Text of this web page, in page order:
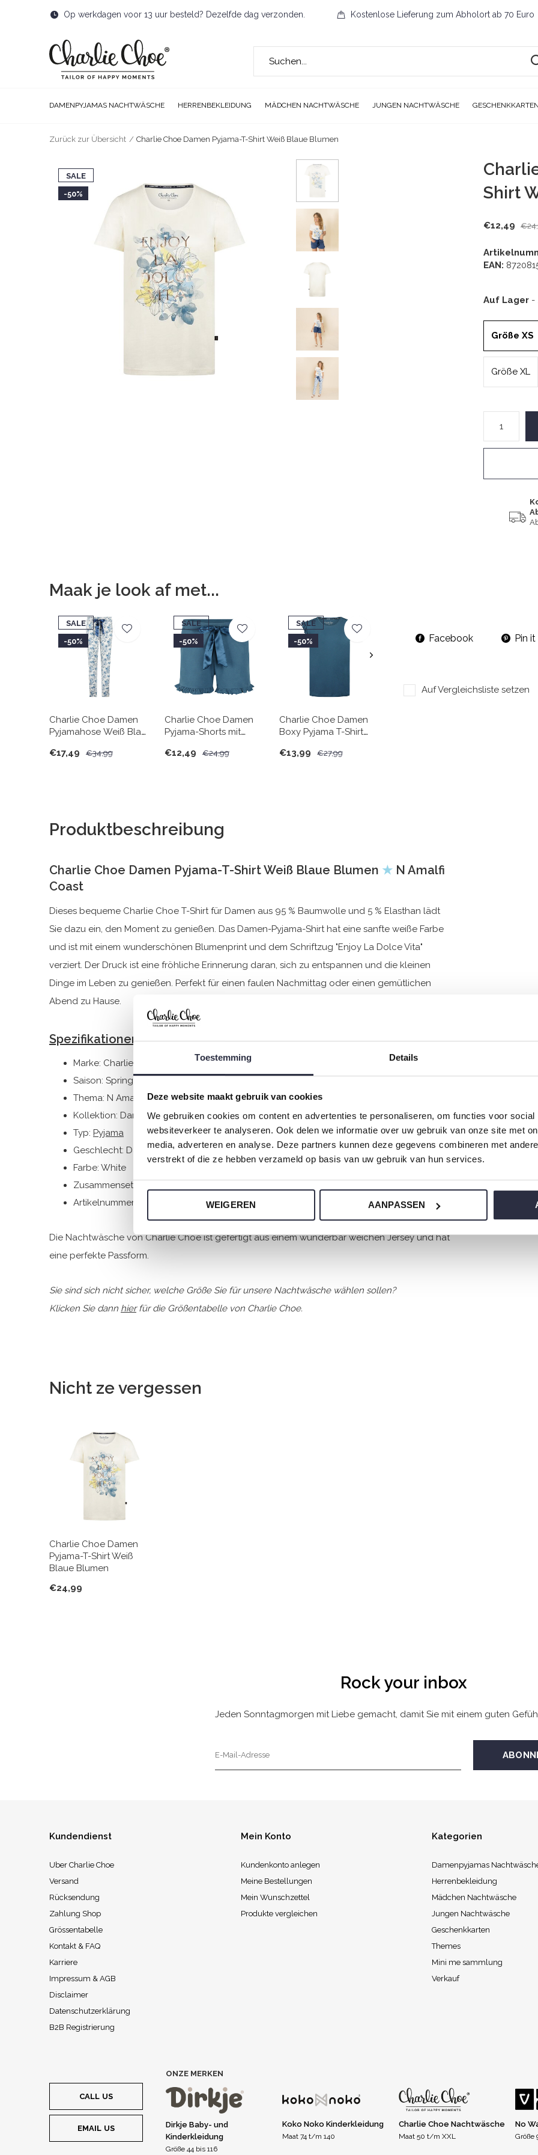
Toestemming Details
Deze website maakt gebruik van cookies
We gebruiken cookies om content en advertenties te personaliseren, om functies voor
websiteverkeer te analyseren. Ook delen we informatie over uw gebruik van onze site met
media, adverteren en analyse. Deze partners kunnen deze gegevens combineren met
verstrekt of die ze hebben verzameld op basis van uw gebruik van hun services.
WEIGEREN AANPASSEN
DAMENPYJAMAS NACHTWÄSCHE HERRENBEKLEIDUNG MÄDCHEN NACHTWÄSCHE JUNGEN NACHTWÄSCHE
Op werkdagen voor 13 uur besteld? Dezelfde dag verzonden. Kostenlose Lieferung zum Abholort ab 70 Euro
Zurück zur Übersicht Charlie Choe Damen Pyjama-T-Shirt Weiß Blaue Blumen
SALE
-50%
Shirt
€12,49
EAN:
Auf Lager -
Größe XS
Größe XL
Maak je look af met...
SALE
-50%
Charlie Choe Damen
Pyjamahose Weiß Blau
€17,49
€34,99
SALE
-50%
Charlie Choe Damen
Pyjama-Shorts mit
€12,49
€24,99
SALE
-50%
Charlie Choe Damen
Boxy Pyjama T-Shirt
€13,99
€27,99
Facebook Pin it
Auf Vergleichsliste setzen
Produktbeschreibung
Charlie Choe Damen Pyjama-T-Shirt Weiß Blaue Blumen ★ N Amalfi
Coast
Dieses bequeme Charlie Choe T-Shirt für Damen aus 95 % Baumwolle und 5 % Elasthan lädt
Sie dazu ein, den Moment zu genießen. Das Damen-Pyjama-Shirt hat eine sanfte weiße Farbe
und ist mit einem wunderschönen Blumenprint und dem Schriftzug "Enjoy La Dolce Vita"
verziert. Der Druck ist eine fröhliche Erinnerung daran, sich zu entspannen und die kleinen
Dinge im Leben zu genießen. Perfekt für einen faulen Nachmittag oder einen gemütlichen
Abend zu Hause.
Spezifikationen
Marke: Charlie Choe
Saison: Spring/Summer 2026
Thema: N Amalfi Coast
Kollektion: Damen
Typ: Pyjama
Geschlecht: Damen
Farbe: White
Zusammensetzung: 95% Cotton/ 5% Elastane
Artikelnummer: N59100-38
Die Nachtwäsche von Charlie Choe ist gefertigt aus einem wunderbar weichen Jersey und hat
eine perfekte Passform.
Sie sind sich nicht sicher, welche Größe Sie für unsere Nachtwäsche wählen sollen?
Klicken Sie dann hierfür die Größentabelle von Charlie Choe.
Nicht ze vergessen
Charlie Choe Damen
Pyjama-T-Shirt Weiß
Blaue Blumen
€24,99
Rock your inbox
Jeden Sonntagmorgen mit Liebe gemacht, damit Sie mit einem guten
Kundendienst
Uber Charlie Choe
Versand
Rücksendung
Zahlung Shop
Grössentabelle
Kontakt & FAQ
Karriere
Impressum & AGB
Disclaimer
Datenschutzerklärung
B2B Registrierung
Mein Konto
Kundenkonto anlegen
Meine Bestellungen
Mein Wunschzettel
Produkte vergleichen
Kategorien
Damenpyjamas
Herrenbekleidung
Mädchen Nachtwäsche
Jungen Nachtwäsche
Geschenkkarten
Themes
Mini me sammlung
Verkauf
CALL US
EMAIL US
ONZE MERKEN
Dirkje Baby- und
Kinderkleidung
Größe 44 bis 116
Koko Noko Kinderkleidung
Maat 74 t/m 140
Charlie Choe Nachtwäsche
Maat 50 t/m XXL
No
Größe